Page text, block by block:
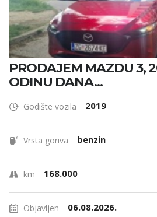
PRODAJEM MAZDU 3,
ODINU DANA...
Godište vozila 2019
Vrsta goriva benzin
km 168.000
Objavljen 06.08.2026.